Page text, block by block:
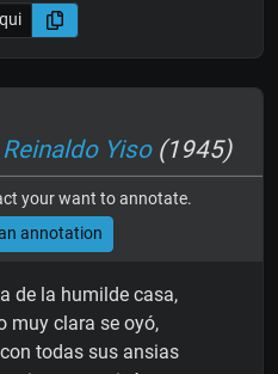
Reinaldo Yiso(1945)
your want to annotate.
annotation
de la humilde casa,
muy clara se oyó,
todas sus ansias